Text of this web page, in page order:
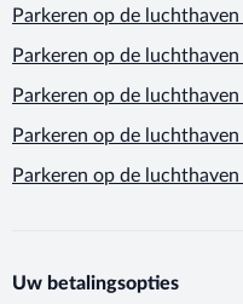
Parkeren op de luchthaven
Parkeren op de luchthaven
Parkeren op de luchthaven
Parkeren op de luchthaven
Parkeren op de luchthaven
Uw betalingsopties